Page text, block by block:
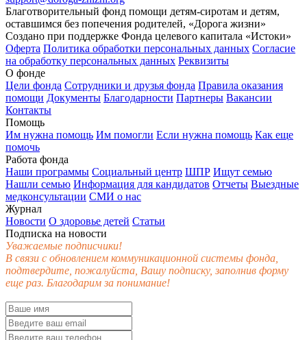
Благотворительный фонд помощи детям-сиротам и детям,
оставшимся без попечения родителей, «Дорога жизни»
Создано при поддержке Фонда целевого капитала «Истоки»
Оферта Политика обработки персональных данных Согласие
на обработку персональных данных Реквизиты
О фонде
Цели фонда Сотрудники и друзья фонда Правила оказания
помощи Документы Благодарности Партнеры Вакансии
Контакты
Помощь
Им нужна помощь Им помогли Если нужна помощь Как еще
помочь
Работа фонда
Наши программы Социальный центр ШПР Ищут семью
Нашли семью Информация для кандидатов Отчеты Выездные
медконсультации СМИ о нас
Журнал
Новости О здоровье детей Статьи
Подписка на новости
Уважаемые подписчики!
В связи с обновлением коммуникационной системы фонда,
подтвердите, пожалуйста, Вашу подписку, заполнив форму
еще раз. Благодарим за понимание!